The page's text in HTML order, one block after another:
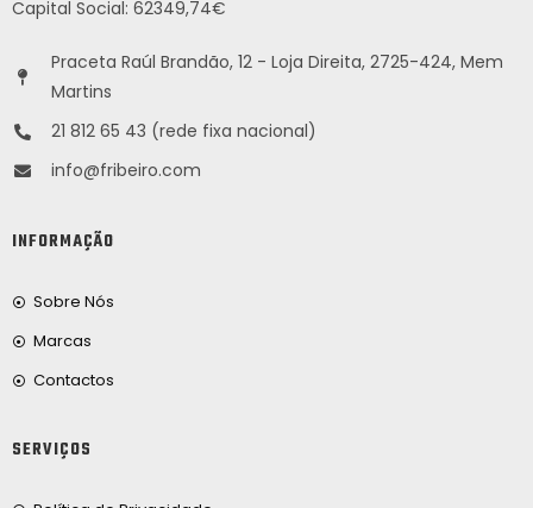
Capital Social: 62349,74€
Praceta Raúl Brandão, 12 - Loja Direita, 2725-424, Mem
Martins
21 812 65 43 (rede fixa nacional)
info@fribeiro.com
INFORMAÇÃO
Sobre Nós
Marcas
Contactos
SERVIÇOS